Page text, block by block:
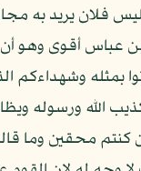
فلان يريد به
عباس أقوى وهو أن
بمثله وشهداءكم
الله ورسوله
كنتم محقين وما